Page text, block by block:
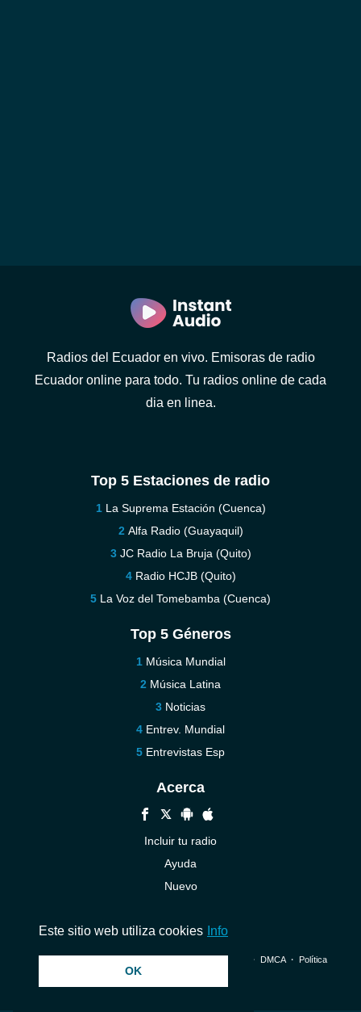
Radios del Ecuador en vivo. Emisoras de radio
Ecuador online para todo. Tu radios online de cada
dia en linea.
Top 5 Estaciones de radio
La Suprema Estación (Cuenca)
Alfa Radio (Guayaquil)
JC Radio La Bruja (Quito)
Radio HCJB (Quito)
La Voz del Tomebamba (Cuenca)
Top 5 Géneros
Música Mundial
Música Latina
Noticias
Entrev. Mundial
Entrevistas Esp
Acerca
Incluir tu radio
Ayuda
Nuevo
© 2026 InstantAudio. Reservados todos los derechos. ・ DMCA・ Política
Este sitio web utiliza cookies Info
OK